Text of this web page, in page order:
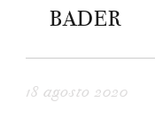
BADER
18 agosto 2020